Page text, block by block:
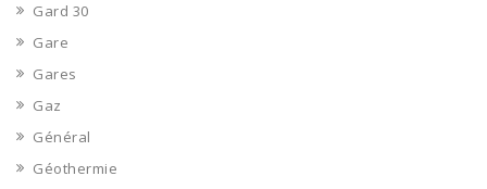
Gard 30
Gare
Gares
Gaz
Général
Géothermie